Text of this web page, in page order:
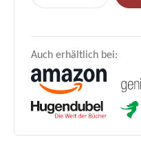
Auch erhältlich bei: